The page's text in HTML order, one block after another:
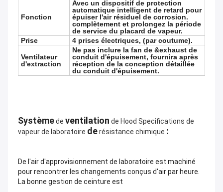
Fonction
Avec un dispositif de protection
automatique intelligent de retard pour
épuiser l'air résiduel de corrosion.
complètement et prolongez la période
de service du placard de vapeur.
Prise
4 prises électriques, (par coutume).
Ventilateur
d'extraction
Ne pas inclure la fan de &exhaust de
conduit d'épuisement, fournira après
réception de la conception détaillée
du conduit d'épuisement.
Systèmede ventilation de Hood Specifications de
vapeur de laboratoire derésistance chimique :
De l'air d'approvisionnement de laboratoire est machiné
pour rencontrer les changements conçus d'air par heure.
La bonne gestion de ceinture est